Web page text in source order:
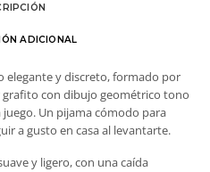
ADICIONAL
elegante y discreto, formado por
grafito con dibujo geométrico tono
Un pijama cómodo para
a gusto en casa al levantarte.
y ligero, con una caída